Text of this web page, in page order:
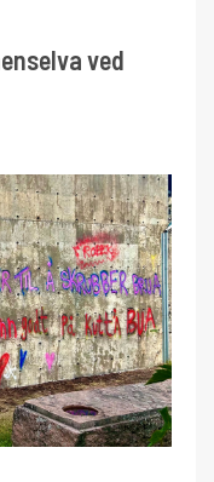
ved